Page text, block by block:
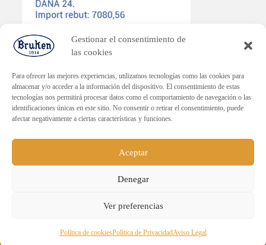
Gestionar el consentimiento de
las cookies
Para ofrecer las mejores experiencias, utilizamos tecnologías como las cookies para
almacenar y/o acceder a la información del dispositivo. El consentimiento de estas
tecnologías nos permitirá procesar datos como el comportamiento de navegación o las
identificaciones únicas en este sitio. No consentir o retirar el consentimiento, puede
afectar negativamente a ciertas características y funciones.
Aceptar
Denegar
Ver preferencias
Política de cookiesPolítica de PrivacidadAviso Legal
PLAN ENDAVANT
Subvenció dirigida a la reactivació econòmica en els municipis
Import rebut: 30.000€
reservados.